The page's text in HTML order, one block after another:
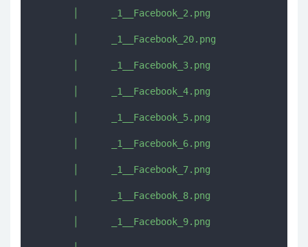
       │      _1__Facebook_2.png
       │      _1__Facebook_20.png
       │      _1__Facebook_3.png
       │      _1__Facebook_4.png
       │      _1__Facebook_5.png
       │      _1__Facebook_6.png
       │      _1__Facebook_7.png
       │      _1__Facebook_8.png
       │      _1__Facebook_9.png